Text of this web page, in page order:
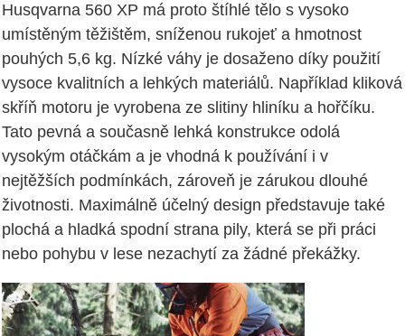
Husqvarna 560 XP má proto štíhlé tělo s vysoko
umístěným těžištěm, sníženou rukojeť a hmotnost
pouhých 5,6 kg. Nízké váhy je dosaženo díky použití
vysoce kvalitních a lehkých materiálů. Například kliková
skříň motoru je vyrobena ze slitiny hliníku a hořčíku.
Tato pevná a současně lehká konstrukce odolá
vysokým otáčkám a je vhodná k používání i v
nejtěžších podmínkách, zároveň je zárukou dlouhé
životnosti. Maximálně účelný design představuje také
plochá a hladká spodní strana pily, která se při práci
nebo pohybu v lese nezachytí za žádné překážky.